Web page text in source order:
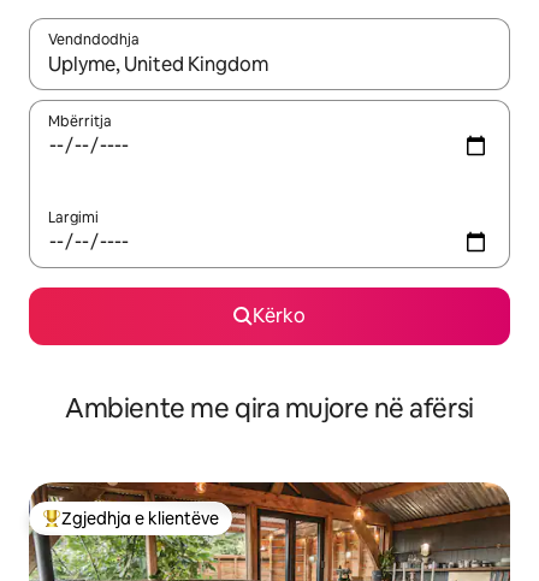
Vendndodhja
Kur rezultatet të jenë të disponueshme, lëviz me butonat e
Mbërritja
Largimi
Kërko
Ambiente me qira mujore në afërsi
Më të mirat e zgjedhjeve të klientëve
Zgjedhja e klientëve